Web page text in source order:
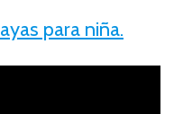
ayas para niña.